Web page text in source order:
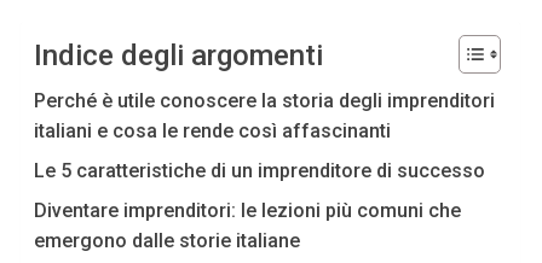
Indice degli argomenti
Perché è utile conoscere la storia degli imprenditori
italiani e cosa le rende così affascinanti
Le 5 caratteristiche di un imprenditore di successo
Diventare imprenditori: le lezioni più comuni che
emergono dalle storie italiane